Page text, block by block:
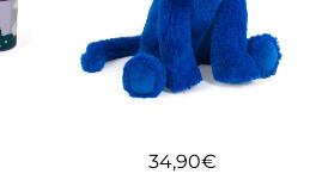
34,90€